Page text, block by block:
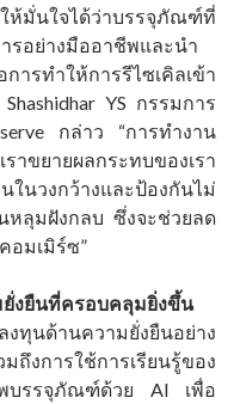
ให้มั่นใจได้ว่าบรรจุภัณฑ์ที่
รอย่างมืออาชีพและนำ
ารทำให้การรีไซเคิลเข้า
YS กรรมการ
กล่าว “การทำงาน
าขยายผลกระทบของเรา
นวงกว้างและป้องกันไม่
หลุมฝังกลบ ซึ่งจะช่วยลด
อมเมิร์ซ”
งยืนที่ครอบคลุมยิ่งขึ้น
งทุนด้านความยั่งยืนอย่าง
การใช้การเรียนรู้ของ
พบรรจุภัณฑ์ด้วย AI เพื่อ